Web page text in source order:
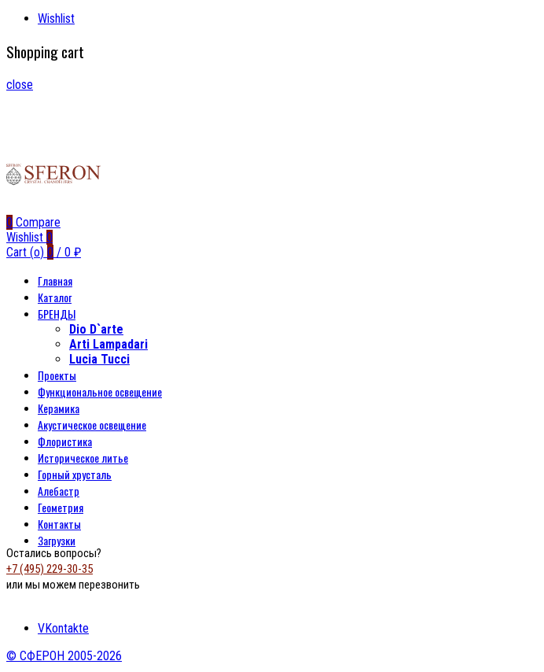
Wishlist
Shopping cart
close
0 Compare
Wishlist 0
Cart (o) 0 / 0 ₽
Главная
Каталог
БРЕНДЫ
Dio D`arte
Arti Lampadari
Lucia Tucci
Проекты
Функциональное освещение
Керамика
Акустическое освещение
Флористика
Историческое литье
Горный хрусталь
Алебастр
Геометрия
Контакты
Загрузки
Остались вопросы?
+7 (495) 229-30-35
или мы можем перезвонить
VKontakte
© СФЕРОН 2005-2026